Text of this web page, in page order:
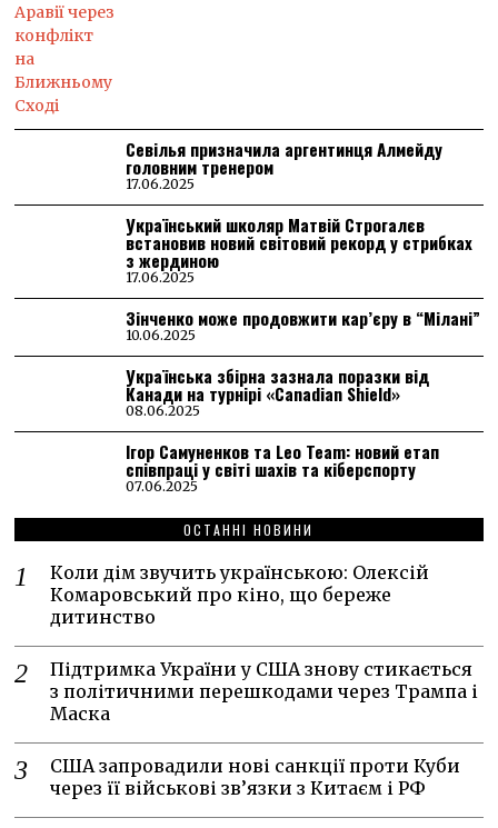
Севілья призначила аргентинця Алмейду
головним тренером
17.06.2025
Український школяр Матвій Строгалєв
встановив новий світовий рекорд у стрибках
з жердиною
17.06.2025
Зінченко може продовжити кар’єру в “Мілані”
10.06.2025
Українська збірна зазнала поразки від
Канади на турнірі «Canadian Shield»
08.06.2025
Ігор Самуненков та Leo Team: новий етап
співпраці у світі шахів та кіберспорту
07.06.2025
ОСТАННІ НОВИНИ
Коли дім звучить українською: Олексій
Комаровський про кіно, що береже
дитинство
Підтримка України у США знову стикається
з політичними перешкодами через Трампа і
Маска
США запровадили нові санкції проти Куби
через її військові зв’язки з Китаєм і РФ